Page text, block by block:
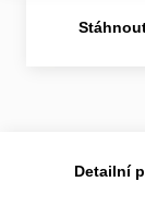
Detailní